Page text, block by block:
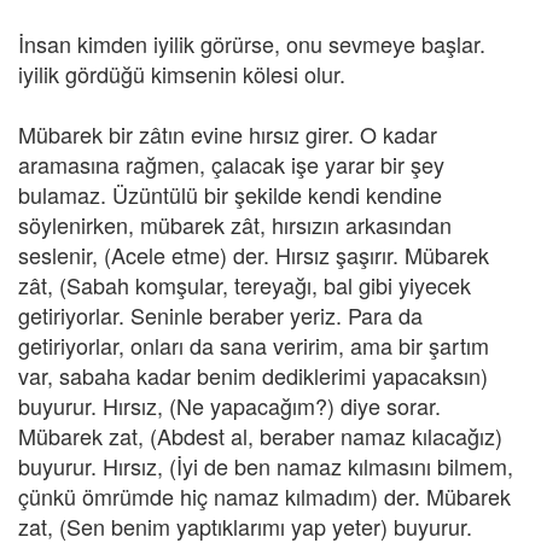
İnsan kimden iyilik görürse, onu sevmeye başlar.
iyilik gördüğü kimsenin kölesi olur.
Mübarek bir zâtın evine hırsız girer. O kadar
aramasına rağmen, çalacak işe yarar bir şey
bulamaz. Üzüntülü bir şekilde kendi kendine
söylenirken, mübarek zât, hırsızın arkasından
seslenir, (Acele etme) der. Hırsız şaşırır. Mübarek
zât, (Sabah komşular, tereyağı, bal gibi yiyecek
getiriyorlar. Seninle beraber yeriz. Para da
getiriyorlar, onları da sana veririm, ama bir şartım
var, sabaha kadar benim dediklerimi yapacaksın)
buyurur. Hırsız, (Ne yapacağım?) diye sorar.
Mübarek zat, (Abdest al, beraber namaz kılacağız)
buyurur. Hırsız, (İyi de ben namaz kılmasını bilmem,
çünkü ömrümde hiç namaz kılmadım) der. Mübarek
zat, (Sen benim yaptıklarımı yap yeter) buyurur.